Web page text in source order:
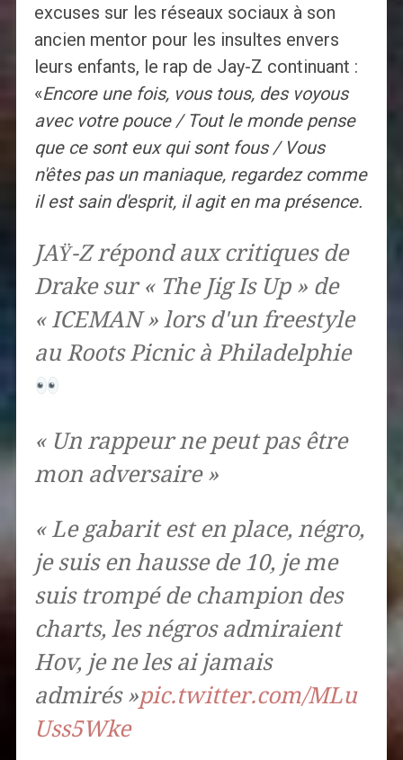
excuses sur les réseaux sociaux à son
ancien mentor pour les insultes envers
leurs enfants, le rap de Jay-Z continuant :
«Encore une fois, vous tous, des voyous
avec votre pouce / Tout le monde pense
que ce sont eux qui sont fous / Vous
n'êtes pas un maniaque, regardez comme
il est sain d'esprit, il agit en ma présence.
JAŸ-Z répond aux critiques de
Drake sur « The Jig Is Up » de
« ICEMAN » lors d'un freestyle
au Roots Picnic à Philadelphie
« Un rappeur ne peut pas être
mon adversaire »
« Le gabarit est en place, négro,
je suis en hausse de 10, je me
suis trompé de champion des
charts, les négros admiraient
Hov, je ne les ai jamais
admirés »pic.twitter.com/MLu
Uss5Wke